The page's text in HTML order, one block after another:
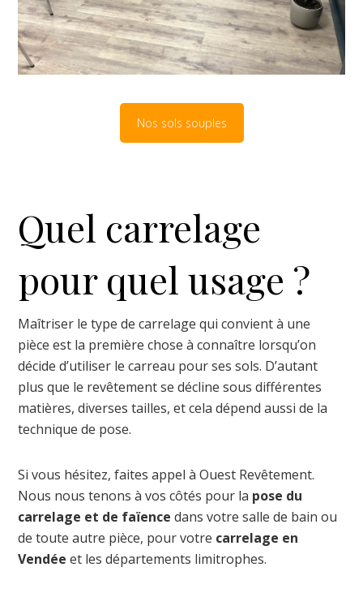
Nos sols souples
Quel carrelage
pour quel usage ?
Maîtriser le type de carrelage qui convient à une
pièce est la première chose à connaître lorsqu’on
décide d’utiliser le carreau pour ses sols. D’autant
plus que le revêtement se décline sous différentes
matières, diverses tailles, et cela dépend aussi de la
technique de pose.
Si vous hésitez, faites appel à Ouest Revêtement.
Nous nous tenons à vos côtés pour la pose du
carrelage et de faïence dans votre salle de bain ou
de toute autre pièce, pour votre carrelage en
Vendéeet les départements limitrophes.